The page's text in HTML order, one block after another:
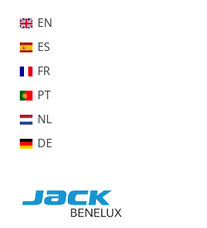
EN
ES
FR
PT
NL
DE